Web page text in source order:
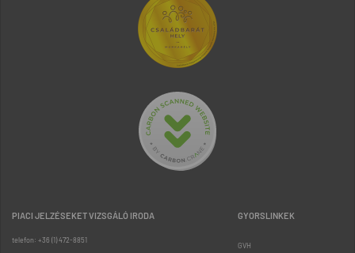
PIACI JELZÉSEKET VIZSGÁLÓ IRODA
telefon: +36 (1) 472-8851
GYORSLINKEK
GVH